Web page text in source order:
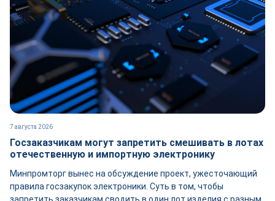
7 августа 2026
Госзаказчикам могут запретить смешивать в лотах
отечественную и импортную электронику
Минпромторг вынес на обсуждение проект, ужесточающий
правила госзакупок электроники. Суть в том, чтобы